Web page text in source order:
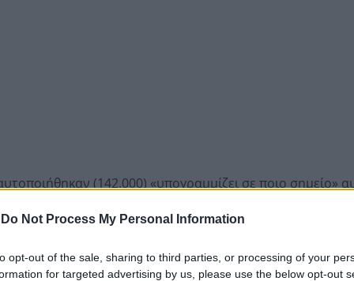
Do Not Process My Personal Information
opt-out of the sale, sharing to third parties, or processing of your
for targeted advertising by us, please use the below opt-out
(142.000) «υπογραμμίζει σε ποιο σημείο»
απειλή, η οποία πλήττει τα άτομα, τις επιχειρήσεις
υπεξαίρεση επαγγελματικών e-mails, σεξουαλικούς
Ίντερνετ, σφετερισμό ταυτότητας ή επενδυτικές